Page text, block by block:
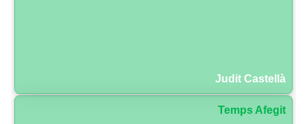
Judit Castellà
Temps Afegit